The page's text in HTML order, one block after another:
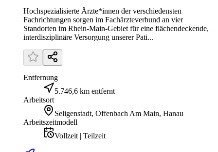
Hochspezialisierte Ärzte*innen der verschiedensten
Fachrichtungen sorgen im Fachärzteverbund an vier
Standorten im Rhein-Main-Gebiet für eine flächendeckende,
interdisziplinäre Versorgung unserer Pati...
Entfernung
5.746,6 km entfernt
Arbeitsort
Seligenstadt, Offenbach Am Main, Hanau
Arbeitszeitmodell
Vollzeit | Teilzeit